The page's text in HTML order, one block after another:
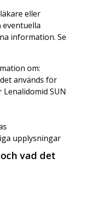
eller
eventuella
information. Se
om:
används för
SUN
upplysningar
vad det